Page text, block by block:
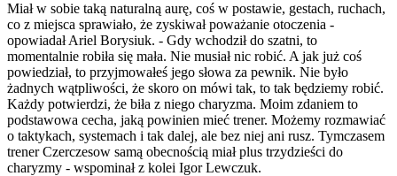
Miał w sobie taką naturalną aurę, coś w postawie, gestach, ruchach,
co z miejsca sprawiało, że zyskiwał poważanie otoczenia -
opowiadał Ariel Borysiuk. - Gdy wchodził do szatni, to
momentalnie robiła się mała. Nie musiał nic robić. A jak już coś
powiedział, to przyjmowałeś jego słowa za pewnik. Nie było
żadnych wątpliwości, że skoro on mówi tak, to tak będziemy robić.
Każdy potwierdzi, że biła z niego charyzma. Moim zdaniem to
podstawowa cecha, jaką powinien mieć trener. Możemy rozmawiać
o taktykach, systemach i tak dalej, ale bez niej ani rusz. Tymczasem
trener Czerczesow samą obecnością miał plus trzydzieści do
charyzmy - wspominał z kolei Igor Lewczuk.